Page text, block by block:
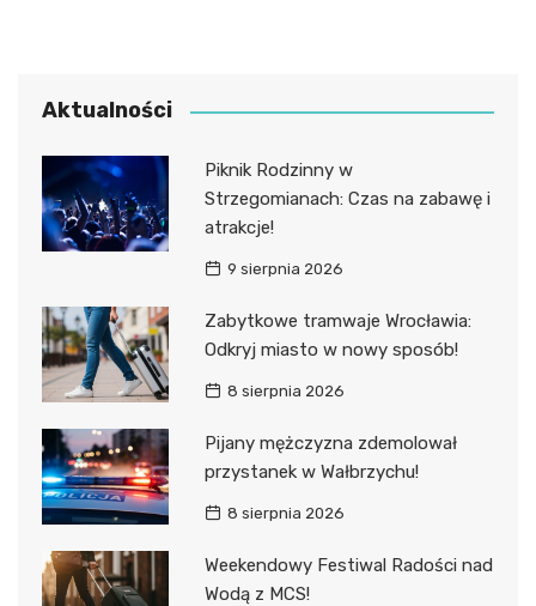
Aktualności
Piknik Rodzinny w
Strzegomianach: Czas na zabawę i
atrakcje!
9 sierpnia 2026
Zabytkowe tramwaje Wrocławia:
Odkryj miasto w nowy sposób!
8 sierpnia 2026
Pijany mężczyzna zdemolował
przystanek w Wałbrzychu!
8 sierpnia 2026
Weekendowy Festiwal Radości nad
Wodą z MCS!